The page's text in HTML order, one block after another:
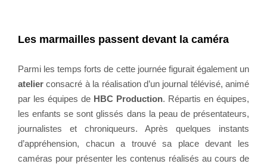
Les marmailles passent devant la caméra
Parmi les temps forts de cette journée figurait également un
atelier consacré à la réalisation d’un journal télévisé, animé
par les équipes de HBC Production. Répartis en équipes,
les enfants se sont glissés dans la peau de présentateurs,
journalistes et chroniqueurs. Après quelques instants
d’appréhension, chacun a trouvé sa place devant les
caméras pour présenter les contenus réalisés au cours de